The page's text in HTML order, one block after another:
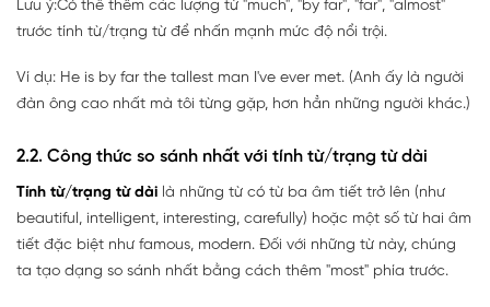
Lưu ý:Có thể thêm các lượng từ "much", "by far", "far", "almost"
trước tính từ/trạng từ để nhấn mạnh mức độ nổi trội.
Ví dụ: He is by far the tallest man I've ever met. (Anh ấy là người
đàn ông cao nhất mà tôi từng gặp, hơn hẳn những người khác.)
2.2. Công thức so sánh nhất với tính từ/trạng từ dài
Tính từ/trạng từ dài là những từ có từ ba âm tiết trở lên (như
beautiful, intelligent, interesting, carefully) hoặc một số từ hai âm
tiết đặc biệt như famous, modern. Đối với những từ này, chúng
ta tạo dạng so sánh nhất bằng cách thêm "most" phía trước.